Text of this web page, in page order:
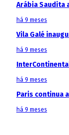
Arábia Saudita
há 9 meses
Vila Galé
há 9 meses
há 9 meses
Paris continua
há 9 meses